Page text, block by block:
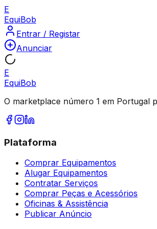
E
EquiBob
Entrar / Registar
Anunciar
E
EquiBob
O marketplace número 1 em Portugal
Plataforma
Comprar Equipamentos
Alugar Equipamentos
Contratar Serviços
Comprar Peças e Acessórios
Oficinas & Assistência
Publicar Anúncio